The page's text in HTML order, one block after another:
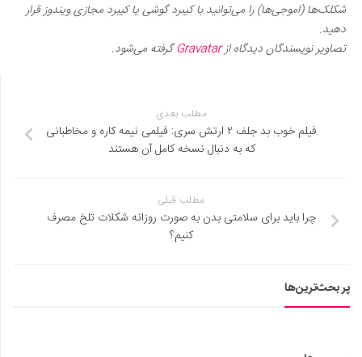
شکلک‌ها (اموجی‌ها) را می‌توانید با کیبرد گوشی یا کیبرد مجازی ویندوز قرار
دهید.
تصاویر نویسندگان دیدگاه ازGravatarگرفته می‌شود.
مطلب بعدی
فیلم خوب بد جلف ۲ ارتش سری: فیلمی نیمه کاره و مخاطبانی
که به دنبال نسخه کامل آن هستند
مطلب قبلی
چرا باید برای سلامتی بدن به صورت روزانه شکلات تلخ مصرف
کنیم؟
پر بحث‌ترین‌ها